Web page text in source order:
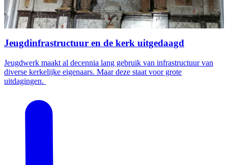
Jeugdinfrastructuur en de kerk uitgedaagd
Jeugdwerk maakt al decennia lang gebruik van infrastructuur van
diverse kerkelijke eigenaars. Maar deze staat voor grote
uitdagingen.